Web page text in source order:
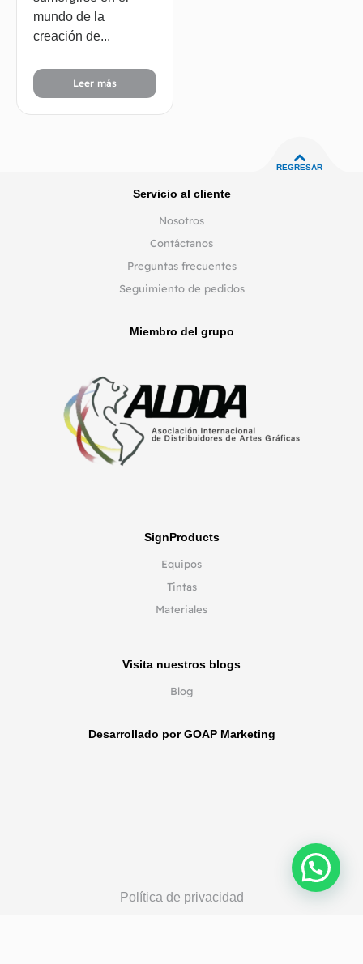
mundo de la
creación de...
Leer más
REGRESAR
Servicio al cliente
Nosotros
Contáctanos
Preguntas frecuentes
Seguimiento de pedidos
Miembro del grupo
SignProducts
Equipos
Tintas
Materiales
Desarrollado por GOAP Marketing
Política de privacidad
Visita nuestros blogs
Blog